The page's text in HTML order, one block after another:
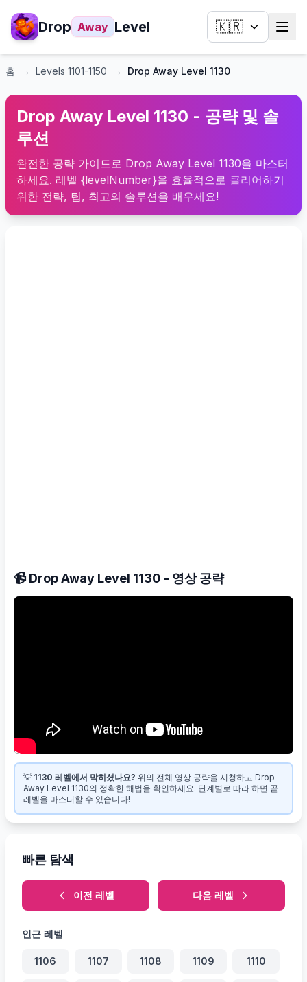
Drop Away Level 🇰🇷
홈 → Levels 1101-1150 → Drop Away Level 1130
Drop Away Level 1130 - 공략 및 솔
루션
완전한 공략 가이드로 Drop Away Level 1130을 마스터
하세요. 레벨 {levelNumber}을 효율적으로 클리어하기
위한 전략, 팁, 최고의 솔루션을 배우세요!
📹 Drop Away Level 1130 - 영상 공략
💡 1130 레벨에서 막히셨나요? 위의 전체 영상 공략을 시청하고 Drop
Away Level 1130의 정확한 해법을 확인하세요. 단계별로 따라 하면 곧
레벨을 마스터할 수 있습니다!
빠른 탐색
이전 레벨 다음 레벨
인근 레벨
1106 1107 1108 1109 1110